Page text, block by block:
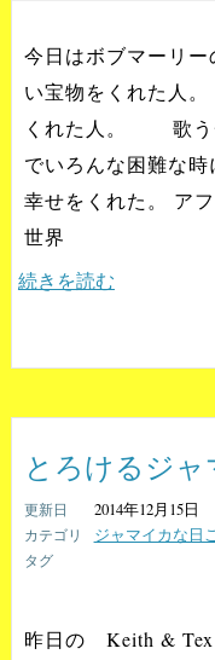
今日はボブマーリ
い宝物をくれた人
くれた人。 歌う
でいろんな困難な時
幸せをくれた。 ア
世界
続きを読む
とろけるジ
2014年12月15日
ジャマイカな日
昨日の Keith & Tex